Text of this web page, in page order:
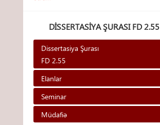
DISSERTASIYA ŞURASI FD 2.55
Dissertasiya Şurası
FD 2.55
Elanlar
Seminar
Müdafiə